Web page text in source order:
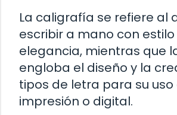
La caligrafía se refiere al
escribir a mano con estilo
elegancia, mientras que
engloba el diseño y la
tipos de letra para su uso
impresión o digital.